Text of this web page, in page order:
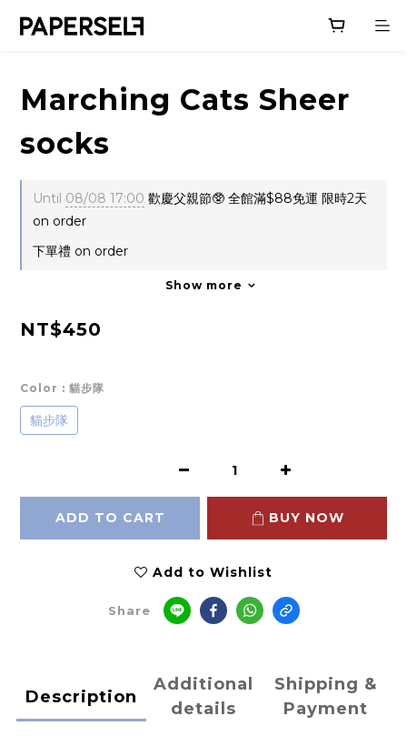
Marching Cats Sheer
socks
Until 08/08 17:00 歡慶父親節🥸 全館滿$88免運 限時2天
on order
下單禮 on order
Show more
NT$450
Color : 貓步隊
貓步隊
ADD TO CART BUY NOW
Add to Wishlist
Share
Description
Additional
details
Shipping &
Payment